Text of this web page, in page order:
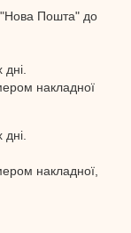
"Нова Пошта" до
накладної
накладної,